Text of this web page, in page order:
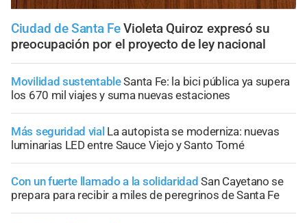
Ciudad de Santa Fe Violeta Quiroz expresó su
preocupación por el proyecto de ley nacional
Movilidad sustentableSanta Fe: la bici pública ya supera
los 670 mil viajes y suma nuevas estaciones
Más seguridad vial La autopista se moderniza: nuevas
luminarias LED entre Sauce Viejo y Santo Tomé
Con un fuerte llamado a la solidaridad San Cayetano se
prepara para recibir a miles de peregrinos de Santa Fe